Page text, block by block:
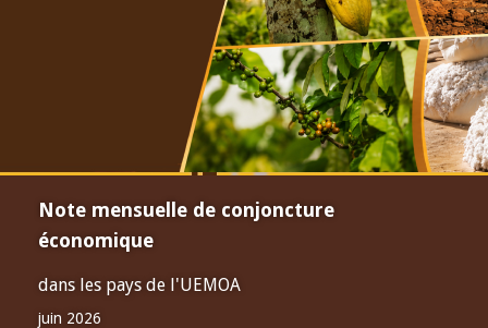
Note mensuelle de conjoncture
économique
dans les pays de l'UEMOA
juin 2026